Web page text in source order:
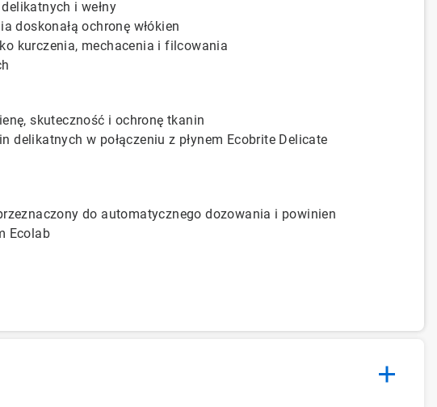
i wełny
doskonałą ochronę włókien
kurczenia, mechacenia i filcowania
skuteczność i ochronę tkanin
delikatnych w połączeniu z płynem Ecobrite Delicate
do automatycznego dozowania i powinien
Ecolab